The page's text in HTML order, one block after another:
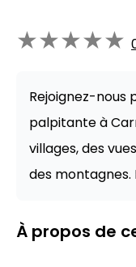
★★★★★
Rejoignez-nous
palpitante à
villages, des
des
À propos de